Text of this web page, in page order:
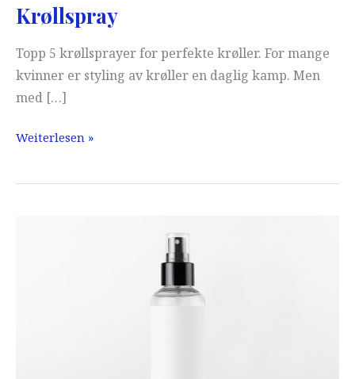
Krøllspray
Topp 5 krøllsprayer for perfekte krøller. For mange
kvinner er styling av krøller en daglig kamp. Men
med […]
Krøllspray
Weiterlesen »